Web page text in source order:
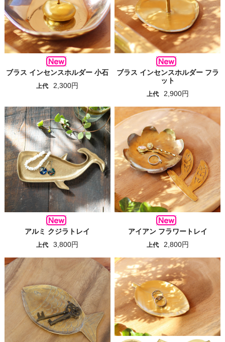
ブラス インセンスホルダー 小石
上代 2,300円
ブラス インセンスホルダー フラ
ット
上代 2,900円
アルミ クジラトレイ
上代 3,800円
アイアン フラワートレイ
上代 2,800円